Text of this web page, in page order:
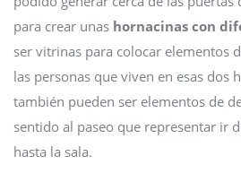
para crear unas hornacinas con
ser vitrinas para colocar elementos
las personas que viven en esas dos
también pueden ser elementos de
sentido al paseo que representar ir
hasta la sala.